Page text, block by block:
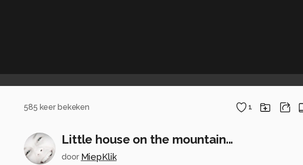
585 keer bekeken 1
Little house on the mountain...
door MiepKlik